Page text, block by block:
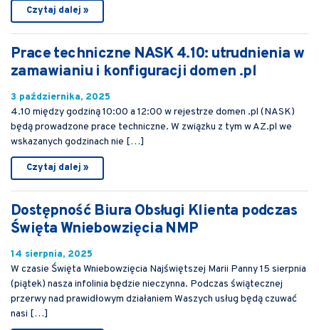
Czytaj dalej »
Prace techniczne NASK 4.10: utrudnienia w
zamawianiu i konfiguracji domen .pl
3 października, 2025
4.10 między godziną 10:00 a 12:00 w rejestrze domen .pl (NASK)
będą prowadzone prace techniczne. W związku z tym w AZ.pl we
wskazanych godzinach nie […]
Czytaj dalej »
Dostępność Biura Obsługi Klienta podczas
Święta Wniebowzięcia NMP
14 sierpnia, 2025
W czasie Święta Wniebowzięcia Najświętszej Marii Panny 15 sierpnia
(piątek) nasza infolinia będzie nieczynna. Podczas świątecznej
przerwy nad prawidłowym działaniem Waszych usług będą czuwać
nasi […]